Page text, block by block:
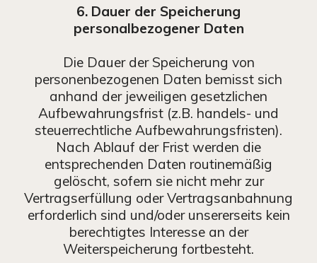
6. Dauer der Speicherung
personalbezogener Daten
Die Dauer der Speicherung von
personenbezogenen Daten bemisst sich
anhand der jeweiligen gesetzlichen
Aufbewahrungsfrist (z.B. handels- und
steuerrechtliche Aufbewahrungsfristen).
Nach Ablauf der Frist werden die
entsprechenden Daten routinemäßig
gelöscht, sofern sie nicht mehr zur
Vertragserfüllung oder Vertragsanbahnung
erforderlich sind und/oder unsererseits kein
berechtigtes Interesse an der
Weiterspeicherung fortbesteht.